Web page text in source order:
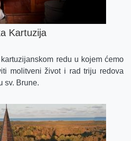
Kartuzija
redu u kojem ćemo
molitveni život i rad triju redova
sv. Brune.